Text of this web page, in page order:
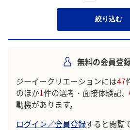
絞り込む
無料の会員登
ジーイークリエーションには47
のほか1件の選考・面接体験記、
動機があります。
ログイン／会員登録すると閲覧